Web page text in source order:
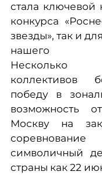
стала ключевой
конкурса
звезды», так и
нашего
Несколько
коллективов
победу в
возможность
Москву на
символичный
страны как 22